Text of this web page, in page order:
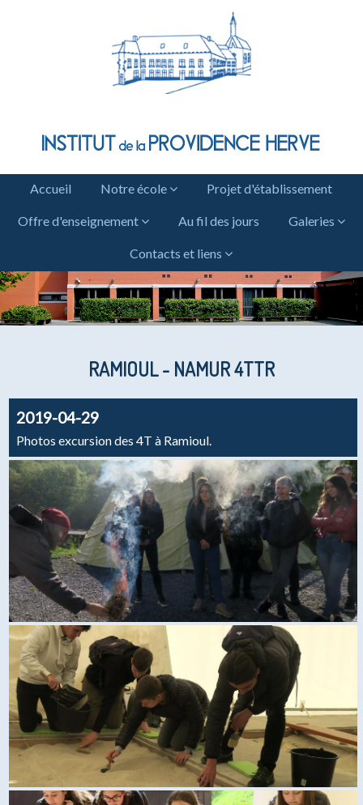
Accueil Notre école Projet d'établissement
Offre d'enseignement Au fil des jours Galeries
Contacts et liens
RAMIOUL - NAMUR 4TTR
2019-04-29
Photos excursion des 4T à Ramioul.